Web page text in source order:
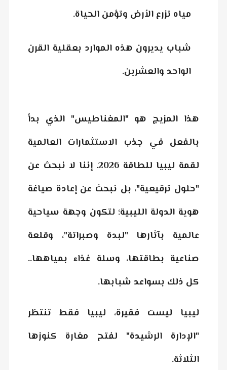
مياه تزرع الأرض وتؤمن الحياة.
شباب يديرون هذه الموارد بعقلية القرن
الواحد والعشرين.
هذا المزيج هو "المغناطيس" الذي بدأ
بالفعل في جذب الاستثمارات العالمية
لقمة ليبيا للطاقة 2026. إننا لا نبحث عن
"حلول ترقيعية"، بل نبحث عن إعادة صياغة
هوية الدولة الليبية؛ لتكون وجهة سياحية
عالمية بآثارها "لبدة وصبراتة"، وقلعة
صناعية بطاقتها، وسلة غذاء بمياهها..
كل ذلك بسواعد شبابها.
ليبيا ليست فقيرة، ليبيا فقط تنتظر
"الإدارة الرشيدة" لفتح مغارة كنوزها
الثلاثة.